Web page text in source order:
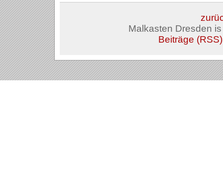
Malkasten Dresden
Beiträge (RSS)